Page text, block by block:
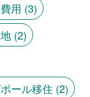
用 (3)
(2)
ール移住 (2)